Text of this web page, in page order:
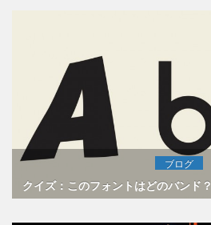
ブログ
クイズ：このフォントはどのバンド？